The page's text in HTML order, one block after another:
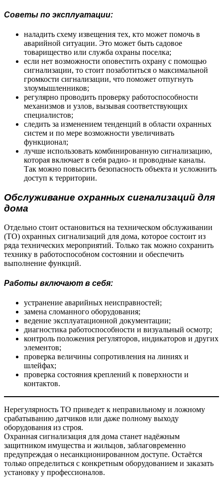
Советы по эксплуатации:
наладить схему извещения тех, кто может помочь в
аварийной ситуации. Это может быть садовое
товарищество или служба охраны поселка;
если нет возможности оповестить охрану с помощью
сигнализации, то стоит позаботиться о максимальной
громкости сигнализации, что поможет отпугнуть
злоумышленников;
регулярно проводить проверку работоспособности
механизмов и узлов, вызывая соответствующих
специалистов;
следить за изменением тенденций в области охранных
систем и по мере возможности увеличивать
функционал;
лучше использовать комбинированную сигнализацию,
которая включает в себя радио- и проводные каналы.
Так можно повысить безопасность объекта и усложнить
доступ к территории.
Обслуживание охранных сигнализаций для
дома
Отдельно стоит остановиться на техническом обслуживании
(ТО) охранных сигнализаций для дома, которое состоит из
ряда технических мероприятий. Только так можно сохранить
технику в работоспособном состоянии и обеспечить
выполнение функций.
Работы включают в себя:
устранение аварийных неисправностей;
замена сломанного оборудования;
ведение эксплуатационной документации;
диагностика работоспособности и визуальный осмотр;
контроль положения регуляторов, индикаторов и других
элементов;
проверка величины сопротивления на линиях и
шлейфах;
проверка состояния креплений к поверхности и
контактов.
Нерегулярность ТО приведет к неправильному и ложному
срабатыванию датчиков или даже полному выходу
оборудования из строя.
Охранная сигнализация для дома станет надёжным
защитником имущества и жильцов, заблаговременно
предупреждая о несанкционированном доступе. Остаётся
только определиться с конкретным оборудованием и заказать
установку у профессионалов.